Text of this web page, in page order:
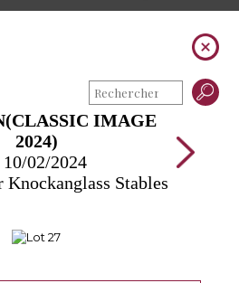
IMAGE
2024)
10/02/2024
Knockanglass Stables